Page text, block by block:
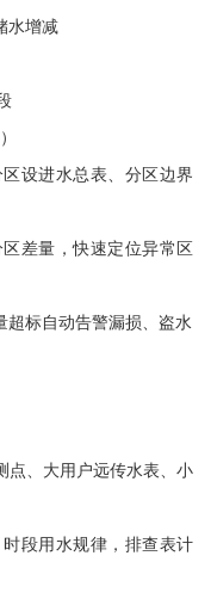
水增减
设进水总表、分区边界
差量，快速定位异常区
超标自动告警漏损、盗水
点、大用户远传水表、小
段用水规律，排查表计